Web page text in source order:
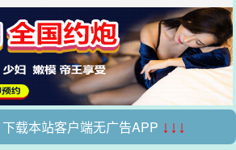
载本站客户端无广告APP ↓↓↓